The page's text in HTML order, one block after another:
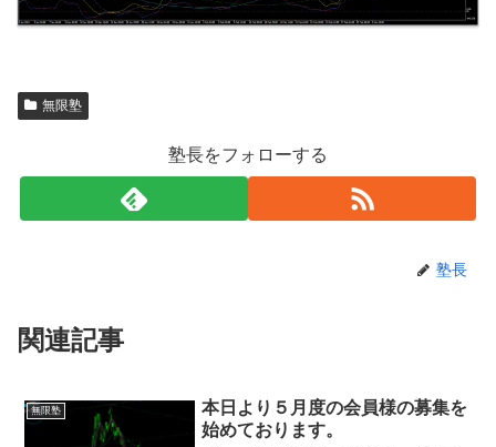
無限塾
塾長をフォローする
塾長
関連記事
無限塾
本日より５月度の会員様の募集を
始めております。